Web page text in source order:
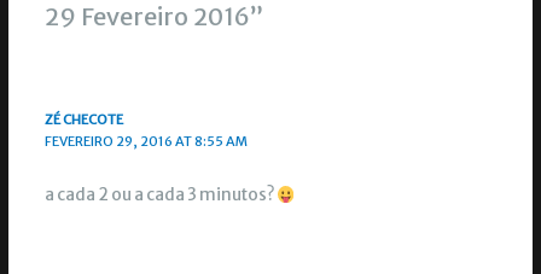
29 Fevereiro 2016”
ZÉ CHECOTE
FEVEREIRO 29, 2016 AT 8:55 AM
a cada 2 ou a cada 3 minutos?